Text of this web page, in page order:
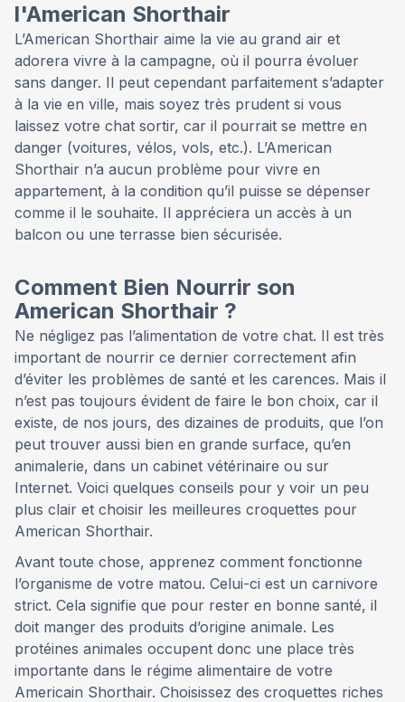
l'American Shorthair
L’American Shorthair aime la vie au grand air et
adorera vivre à la campagne, où il pourra évoluer
sans danger. Il peut cependant parfaitement s’adapter
à la vie en ville, mais soyez très prudent si vous
laissez votre chat sortir, car il pourrait se mettre en
danger (voitures, vélos, vols, etc.). L’American
Shorthair n’a aucun problème pour vivre en
appartement, à la condition qu’il puisse se dépenser
comme il le souhaite. Il appréciera un accès à un
balcon ou une terrasse bien sécurisée.
Comment Bien Nourrir son
American Shorthair ?
Ne négligez pas l’alimentation de votre chat. Il est très
important de nourrir ce dernier correctement afin
d’éviter les problèmes de santé et les carences. Mais il
n’est pas toujours évident de faire le bon choix, car il
existe, de nos jours, des dizaines de produits, que l’on
peut trouver aussi bien en grande surface, qu’en
animalerie, dans un cabinet vétérinaire ou sur
Internet. Voici quelques conseils pour y voir un peu
plus clair et choisir les meilleures croquettes pour
American Shorthair.
Avant toute chose, apprenez comment fonctionne
l’organisme de votre matou. Celui-ci est un carnivore
strict. Cela signifie que pour rester en bonne santé, il
doit manger des produits d’origine animale. Les
protéines animales occupent donc une place très
importante dans le régime alimentaire de votre
Americain Shorthair. Choisissez des croquettes riches